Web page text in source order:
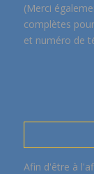
(Merci
complètes
et numéro de
Afin d'être à